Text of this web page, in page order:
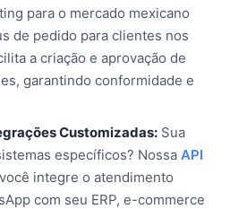
para o mercado mexicano
de pedido para clientes nos
a criação e aprovação de
garantindo conformidade e
Customizadas: Sua
específicos? Nossa API
integre o atendimento
com seu ERP, e-commerce